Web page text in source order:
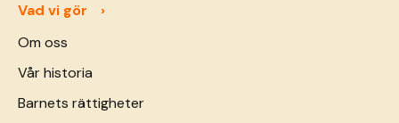
Vad vi gör
Om oss
Vår historia
Barnets rättigheter